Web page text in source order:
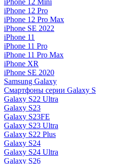
iPhone 12 Mini
iPhone 12 Pro
iPhone 12 Pro Max
iPhone SE 2022
iPhone 11
iPhone 11 Pro
iPhone 11 Pro Max
iPhone XR
iPhone SE 2020
Samsung Galaxy
Смартфоны серии Galaxy S
Galaxy S22 Ultra
Galaxy S23
Galaxy S23FE
Galaxy S23 Ultra
Galaxy S22 Plus
Galaxy S24
Galaxy S24 Ultra
Galaxy S26